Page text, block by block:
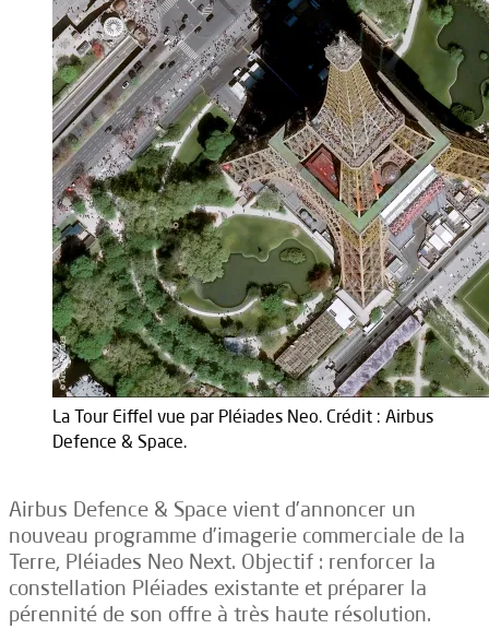
La Tour Eiffel vue par Pléiades Neo. Crédit : Airbus
Defence & Space.
Airbus Defence & Space vient d’annoncer un
nouveau programme d’imagerie commerciale de la
Terre, Pléiades Neo Next. Objectif : renforcer la
constellation Pléiades existante et préparer la
pérennité de son offre à très haute résolution.